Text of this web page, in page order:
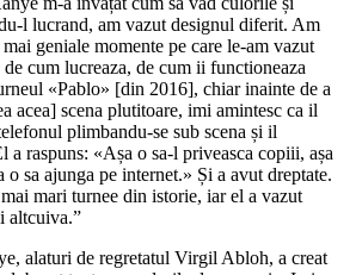
l lucrand, am vazut designul diferit. Am
geniale momente pe care le-am vazut
cum lucreaza, de cum ii functioneaza
«Pablo» [din 2016], chiar inainte de a
acea] scena plutitoare, imi amintesc ca il
plimbandu-se sub scena și il
a raspuns: «Așa o sa-l priveasca copiii, așa
o sa ajunga pe internet.» Și a avut dreptate.
mari turnee din istorie, iar el a vazut
altcuiva.”
alaturi de regretatul Virgil Abloh, a creat